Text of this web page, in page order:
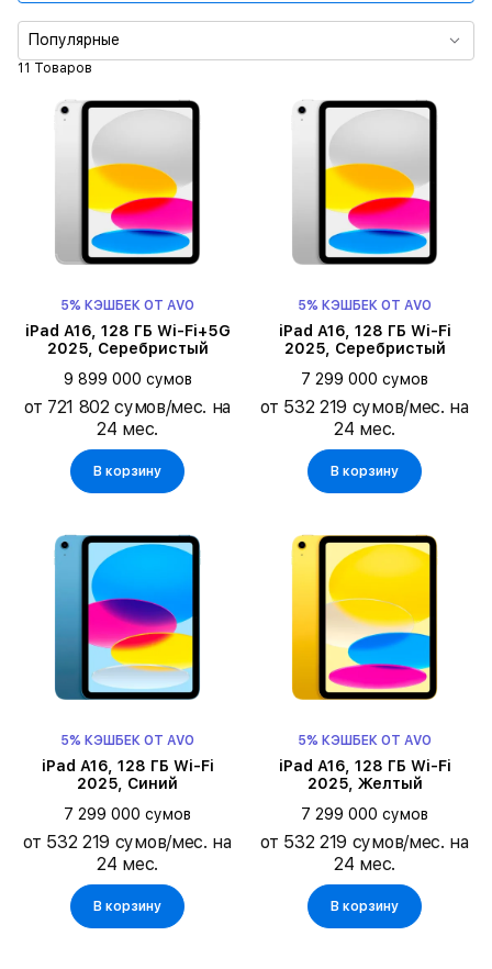
Цвет
Процессор
Диагональ экрана
11 Товаров
Популярные
5% КЭШБЕК ОТ AVO
iPad A16, 128 ГБ Wi-Fi+5G
2025, Серебристый
9 899 000 сумов
от 721 802 сумов/мес. на
24 мес.
В корзину
5% КЭШБЕК ОТ AVO
iPad A16, 128 ГБ Wi-Fi
2025, Серебристый
7 299 000 сумов
от 532 219 сумов/мес. на
24 мес.
В корзину
5% КЭШБЕК ОТ AVO
iPad A16, 128 ГБ Wi-Fi
2025, Синий
7 299 000 сумов
от 532 219 сумов/мес. на
24 мес.
В корзину
5% КЭШБЕК ОТ AVO
iPad A16, 128 ГБ Wi-Fi
2025, Желтый
7 299 000 сумов
от 532 219 сумов/мес. на
24 мес.
В корзину